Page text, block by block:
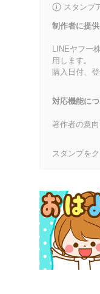
スタンプ
制作者に提
LINEヤフー
用します。
購入日付、
対応機能に
著作者の意
スタンプを